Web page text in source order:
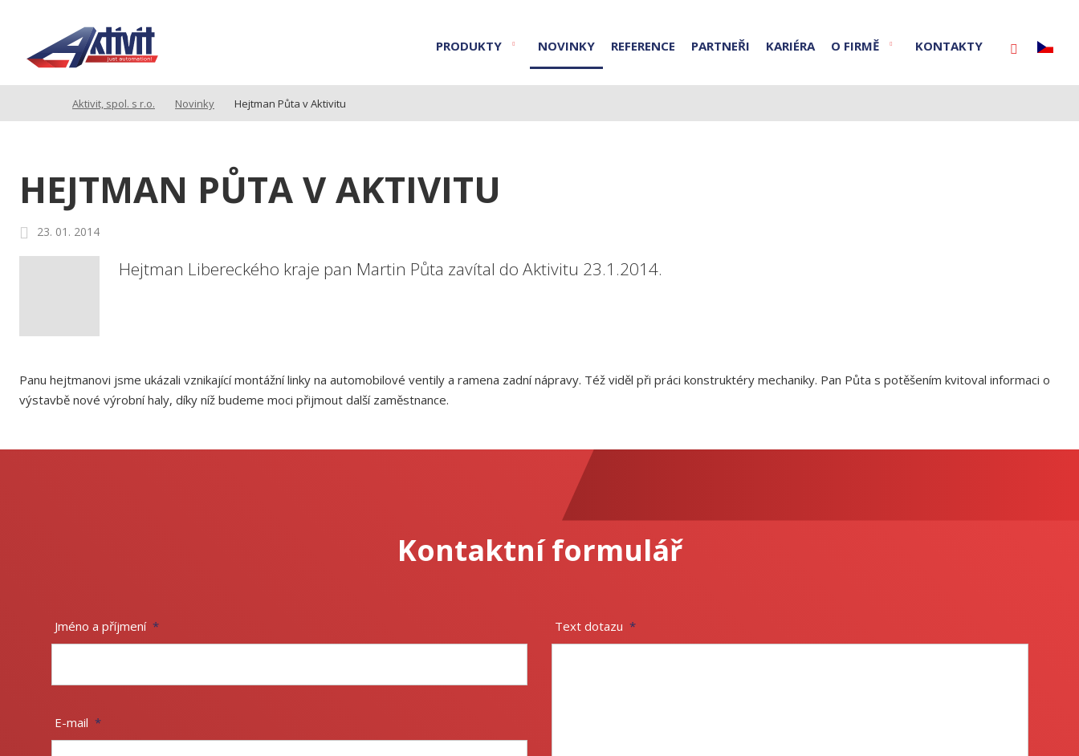
PRODUKTY NOVINKY REFERENCE PARTNEŘI KARIÉRA O FIRMĚ KONTAKTY
Aktivit, spol. s r.o. Novinky Hejtman Půta v Aktivitu
HEJTMAN PŮTA V AKTIVITU
23. 01. 2014
Hejtman Libereckého kraje pan Martin Půta zavítal do Aktivitu 23.1.2014.
Panu hejtmanovi jsme ukázali vznikající montážní linky na automobilové ventily a ramena zadní nápravy. Též viděl při práci konstruktéry mechaniky. Pan Půta s potěšením kvitoval informaci o
výstavbě nové výrobní haly, díky níž budeme moci přijmout další zaměstnance.
Kontaktní formulář
Jméno a příjmení *
E-mail *
Text dotazu *